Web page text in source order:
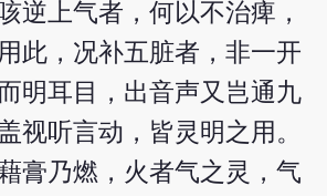
逆上气者，何以不治痺，
此，况补五脏者，非一开
明耳目，出音声又岂通九
视听言动，皆灵明之用。
膏乃燃，火者气之灵，气